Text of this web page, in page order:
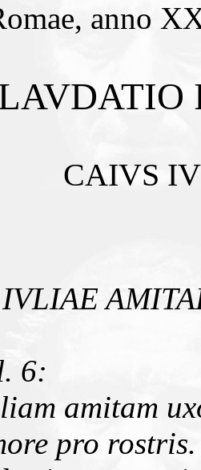
anno
CAIVS
6:
amitam
pro